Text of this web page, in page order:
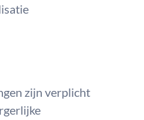
zijn verplicht